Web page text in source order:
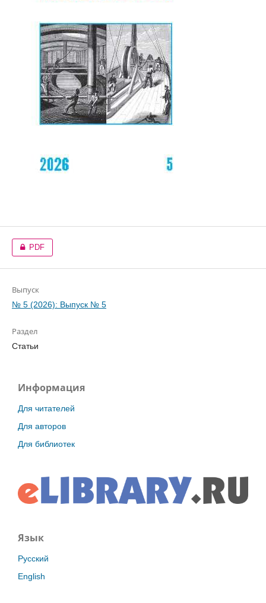
PDF
Выпуск
№ 5 (2026): Выпуск № 5
Раздел
Статьи
Информация
Для читателей
Для авторов
Для библиотек
Язык
Русский
English